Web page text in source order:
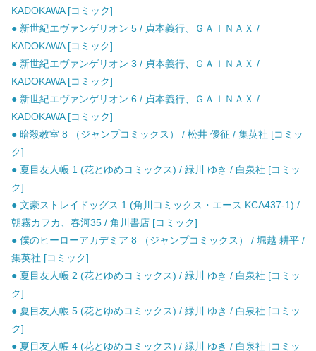
KADOKAWA [コミック]
● 新世紀エヴァンゲリオン 5 / 貞本義行、ＧＡＩＮＡＸ /
KADOKAWA [コミック]
● 新世紀エヴァンゲリオン 3 / 貞本義行、ＧＡＩＮＡＸ /
KADOKAWA [コミック]
● 新世紀エヴァンゲリオン 6 / 貞本義行、ＧＡＩＮＡＸ /
KADOKAWA [コミック]
● 暗殺教室 8 （ジャンプコミックス） / 松井 優征 / 集英社 [コミッ
ク]
● 夏目友人帳 1 (花とゆめコミックス) / 緑川 ゆき / 白泉社 [コミッ
ク]
● 文豪ストレイドッグス 1 (角川コミックス・エース KCA437-1) /
朝霧カフカ、春河35 / 角川書店 [コミック]
● 僕のヒーローアカデミア 8 （ジャンプコミックス） / 堀越 耕平 /
集英社 [コミック]
● 夏目友人帳 2 (花とゆめコミックス) / 緑川 ゆき / 白泉社 [コミッ
ク]
● 夏目友人帳 5 (花とゆめコミックス) / 緑川 ゆき / 白泉社 [コミッ
ク]
● 夏目友人帳 4 (花とゆめコミックス) / 緑川 ゆき / 白泉社 [コミッ